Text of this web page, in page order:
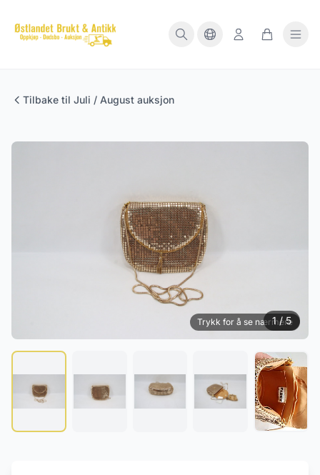
Tilbake til Juli / August auksjon
Trykk for å se nærmere
1 / 5